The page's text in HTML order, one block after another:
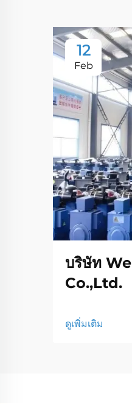
12
Feb
บริษัท
Co.,Ltd.
ดูเพิ่มเติม